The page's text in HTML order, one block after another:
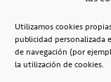
Utilizamos cookies
publicidad personalizada
de navegación (por
la utilización de cookies.
+34